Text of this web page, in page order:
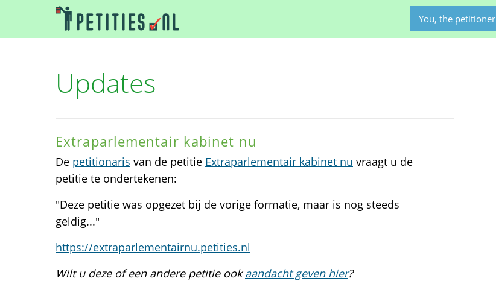
You, the petitioner
Updates
Extraparlementair kabinet nu
De petitionaris van de petitie Extraparlementair kabinet nu vraagt u de
petitie te ondertekenen:
"Deze petitie was opgezet bij de vorige formatie, maar is nog steeds
geldig..."
https://extraparlementairnu.petities.nl
Wilt u deze of een andere petitie ookaandacht geven hier?